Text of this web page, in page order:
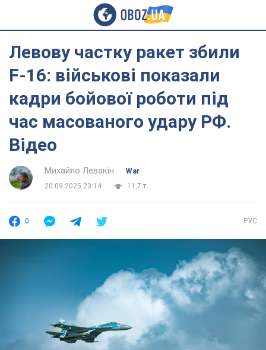
Левову частку ракет збили
F-16: військові показали
кадри бойової роботи під
час масованого удару РФ.
Відео
Михайло Левакін
War
20.09.2025 23:14
11,7 т.
0 РУС